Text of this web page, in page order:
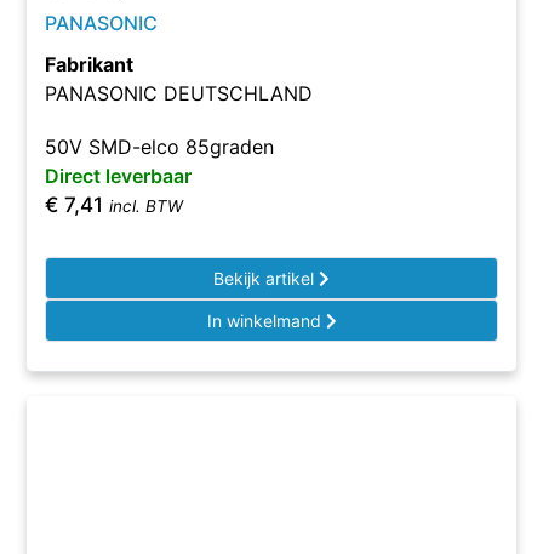
PANASONIC
Fabrikant
PANASONIC DEUTSCHLAND
50V SMD-elco 85graden
Direct leverbaar
€ 7,41 incl. BTW
Bekijk artikel
In winkelmand